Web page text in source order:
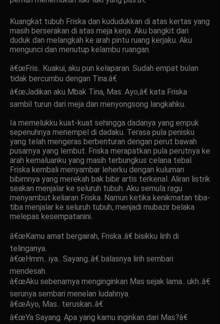
Kuangkat tubuh Friska dan kududukkan di atas kertas yang
masih berserakan di atas meja kerja. Aku bangkit dari
duduk dan melangkah ke arah pintu ruang kerjaku. Aku
mengunci dan menutup kelambu ruangan.
â€œFris.. Kuakui, aku pun kelaparan. Sudah empat bulan
tidak bercumbu dengan Tina.â€
â€œJadikan aku Mbak Tina, Mas. Ayo,â€ kata Friska
sambil turun dari meja dan menyongsong langkahku.
Ia memelukku kuat-kuat sehingga dadanya yang empuk
sepenuhnya menempel di dadaku. Terasa pula penisku
yang telah mengeras berbenturan dengan perut bawah
pusarnya yang lembut. Friska merapatkan pula perutnya ke
arah kemaluanku yang masih terbungkus celana tebal.
Friska kembali menyambar leherku dengan kuluman
bibirnnya yang merekah bak bibir artis terkenal. Aliran listrik
seakan menjalar ke seluruh tubuh. Aku semula ragu
menyambut keliaran Friska. Namun ketika kenikmatan tiba-
tiba menjalar ke seluruh tubuh, menjadi mubazir belaka
melepas kesempatanini.
â€œKamu amat bergairah, Friska..â€ bisikku lirih di
telinganya.
â€œHmm.. iya.. Sayang..â€ balasnya lirih sembari
mendesah.
â€œAku sebenarnya menginginkan Mas sejak lama.. ukh..â€
serunya sembari menelan ludahnya.
â€œAyo, Mas.. teruskan..â€
â€œYa Sayang. Apa yang kamu inginkan dari Mas?â€